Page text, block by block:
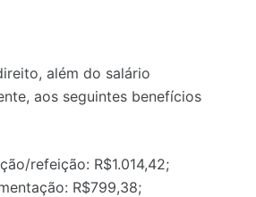
além do salário
aos seguintes benefícios
refeição: R$1.014,42;
R$799,38;